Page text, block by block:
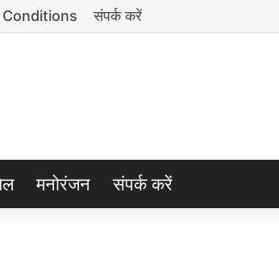
संपर्क करें
मनोरंजन संपर्क करें